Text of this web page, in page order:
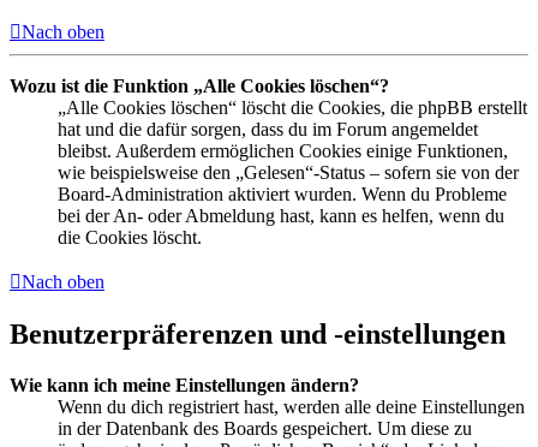
Nach oben
Wozu ist die Funktion „Alle Cookies löschen“?
„Alle Cookies löschen“ löscht die Cookies, die phpBB erstellt
hat und die dafür sorgen, dass du im Forum angemeldet
bleibst. Außerdem ermöglichen Cookies einige Funktionen,
wie beispielsweise den „Gelesen“-Status – sofern sie von der
Board-Administration aktiviert wurden. Wenn du Probleme
bei der An- oder Abmeldung hast, kann es helfen, wenn du
die Cookies löscht.
Nach oben
Benutzerpräferenzen und -einstellungen
Wie kann ich meine Einstellungen ändern?
Wenn du dich registriert hast, werden alle deine Einstellungen
in der Datenbank des Boards gespeichert. Um diese zu